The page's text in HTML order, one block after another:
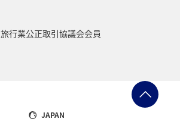
旅行業公正取引協議会会員
JAPAN